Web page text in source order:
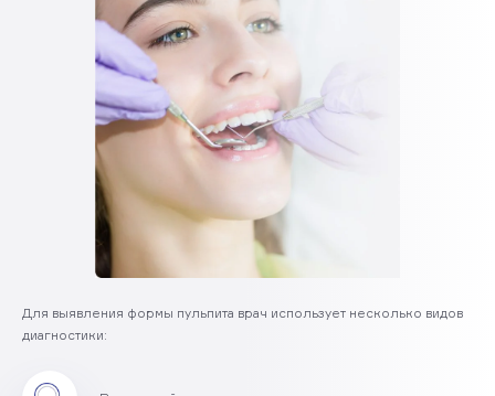
Для выявления формы пульпита врач использует несколько видов
диагностики: